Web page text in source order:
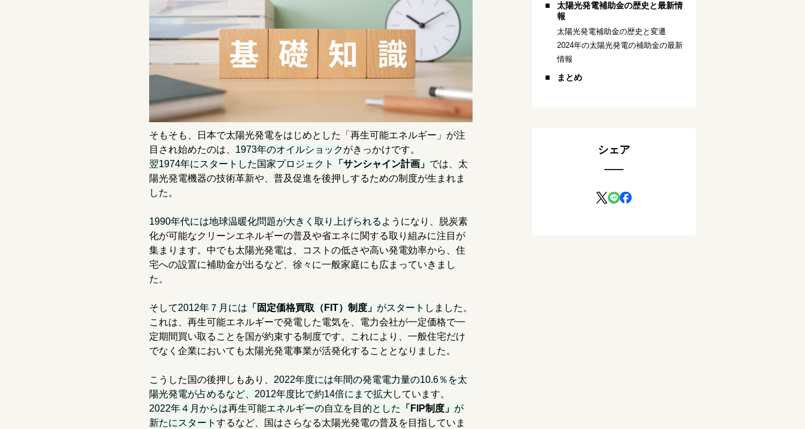
そもそも、日本で太陽光発電をはじめとした「再生可能エネルギー」が注
目され始めたのは、 1973年のオイルショックがきっかけです。
翌1974年にスタートした国家プロジェクト
「サンシャイン計画」 では、太
陽光発電機器の技術革新や、普及促進を後押しするための制度が生まれま
した。
1990年代には地球温暖化問題が大きく取り上げられる ようになり、脱炭素
化が可能なクリーンエネルギーの普及や省エネに関する取り組みに注目が
集まります。中でも太陽光発電は、コストの低さや高い発電効率から、住
宅への設置に補助金が出るなど、徐々に一般家庭にも広まっていきまし
た。
そして2012年７月には 「固定価格買取（FIT）制度」 がスタート しました。
これは、再生可能エネルギーで発電した電気を、電力会社が一定価格で一
定期間買い取ることを国が約束する制度です。これにより、一般住宅だけ
でなく企業においても太陽光発電事業が活発化することとなりました。
こうした国の後押しもあり、 2022年度には年間の発電電力量の10.6％を太
陽光発電が占めるなど、2012年度比で約14倍にまで拡大 しています。
2022年４月からは再生可能エネルギーの自立を目的とした 「FIP制度」 が
新たにスタート するなど、国はさらなる太陽光発電の普及を目指していま
太陽光発電補助金の歴史と最新情
報
太陽光発電補助金の歴史と変遷
2024年の太陽光発電の補助金の最新
情報
まとめ
シェア